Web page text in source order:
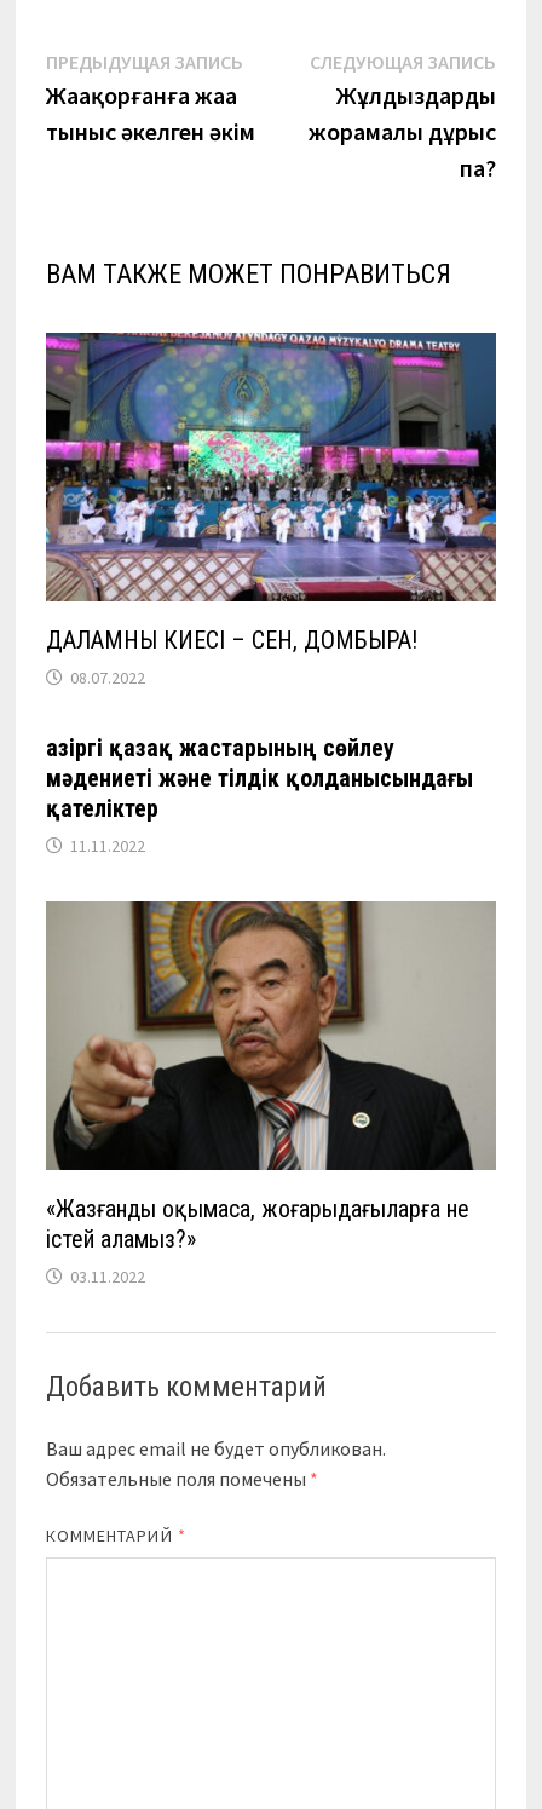
Навигация
по
ПРЕДЫДУЩАЯ ЗАПИСЬПредыдущая
Жаңақорғанға жаңа
тыныс әкелген әкім
СЛЕДУЮЩАЯ ЗАПИСЬ
Жұлдыздардың
жорамалы дұрыс
па?
ВАМ ТАКЖЕ МОЖЕТ ПОНРАВИТЬСЯ
ДАЛАМНЫҢ КИЕСІ – СЕН, ДОМБЫРА!
08.07.2022
Қазіргі қазақ жастарының сөйлеу
мәдениеті және тілдік қолданысындағы
қателіктер
11.11.2022
«Жазғанды оқымаса, жоғарыдағыларға не
істей аламыз?»
03.11.2022
Добавить комментарий
Ваш адрес email не будет опубликован.
Обязательные поля помечены *
КОММЕНТАРИЙ *